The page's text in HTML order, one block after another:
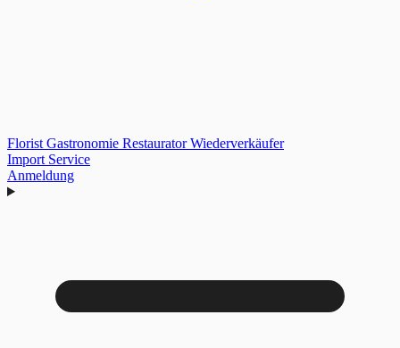
Florist Gastronomie RestauratorWiederverkäufer
Import Service
Anmeldung